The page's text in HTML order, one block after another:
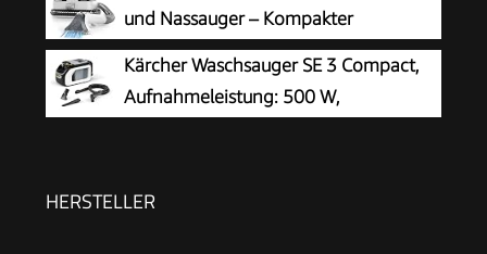
und Nassauger – Kompakter
Teppichreiniger und Textilreiniger –
Waschsauger für Teppich, Polster Autositze &
Sofa
Kärcher Waschsauger SE 3 Compact,
Aufnahmeleistung: 500 W,
Waschpolsterdüse und Waschfugendüse, Weiß
HERSTELLER